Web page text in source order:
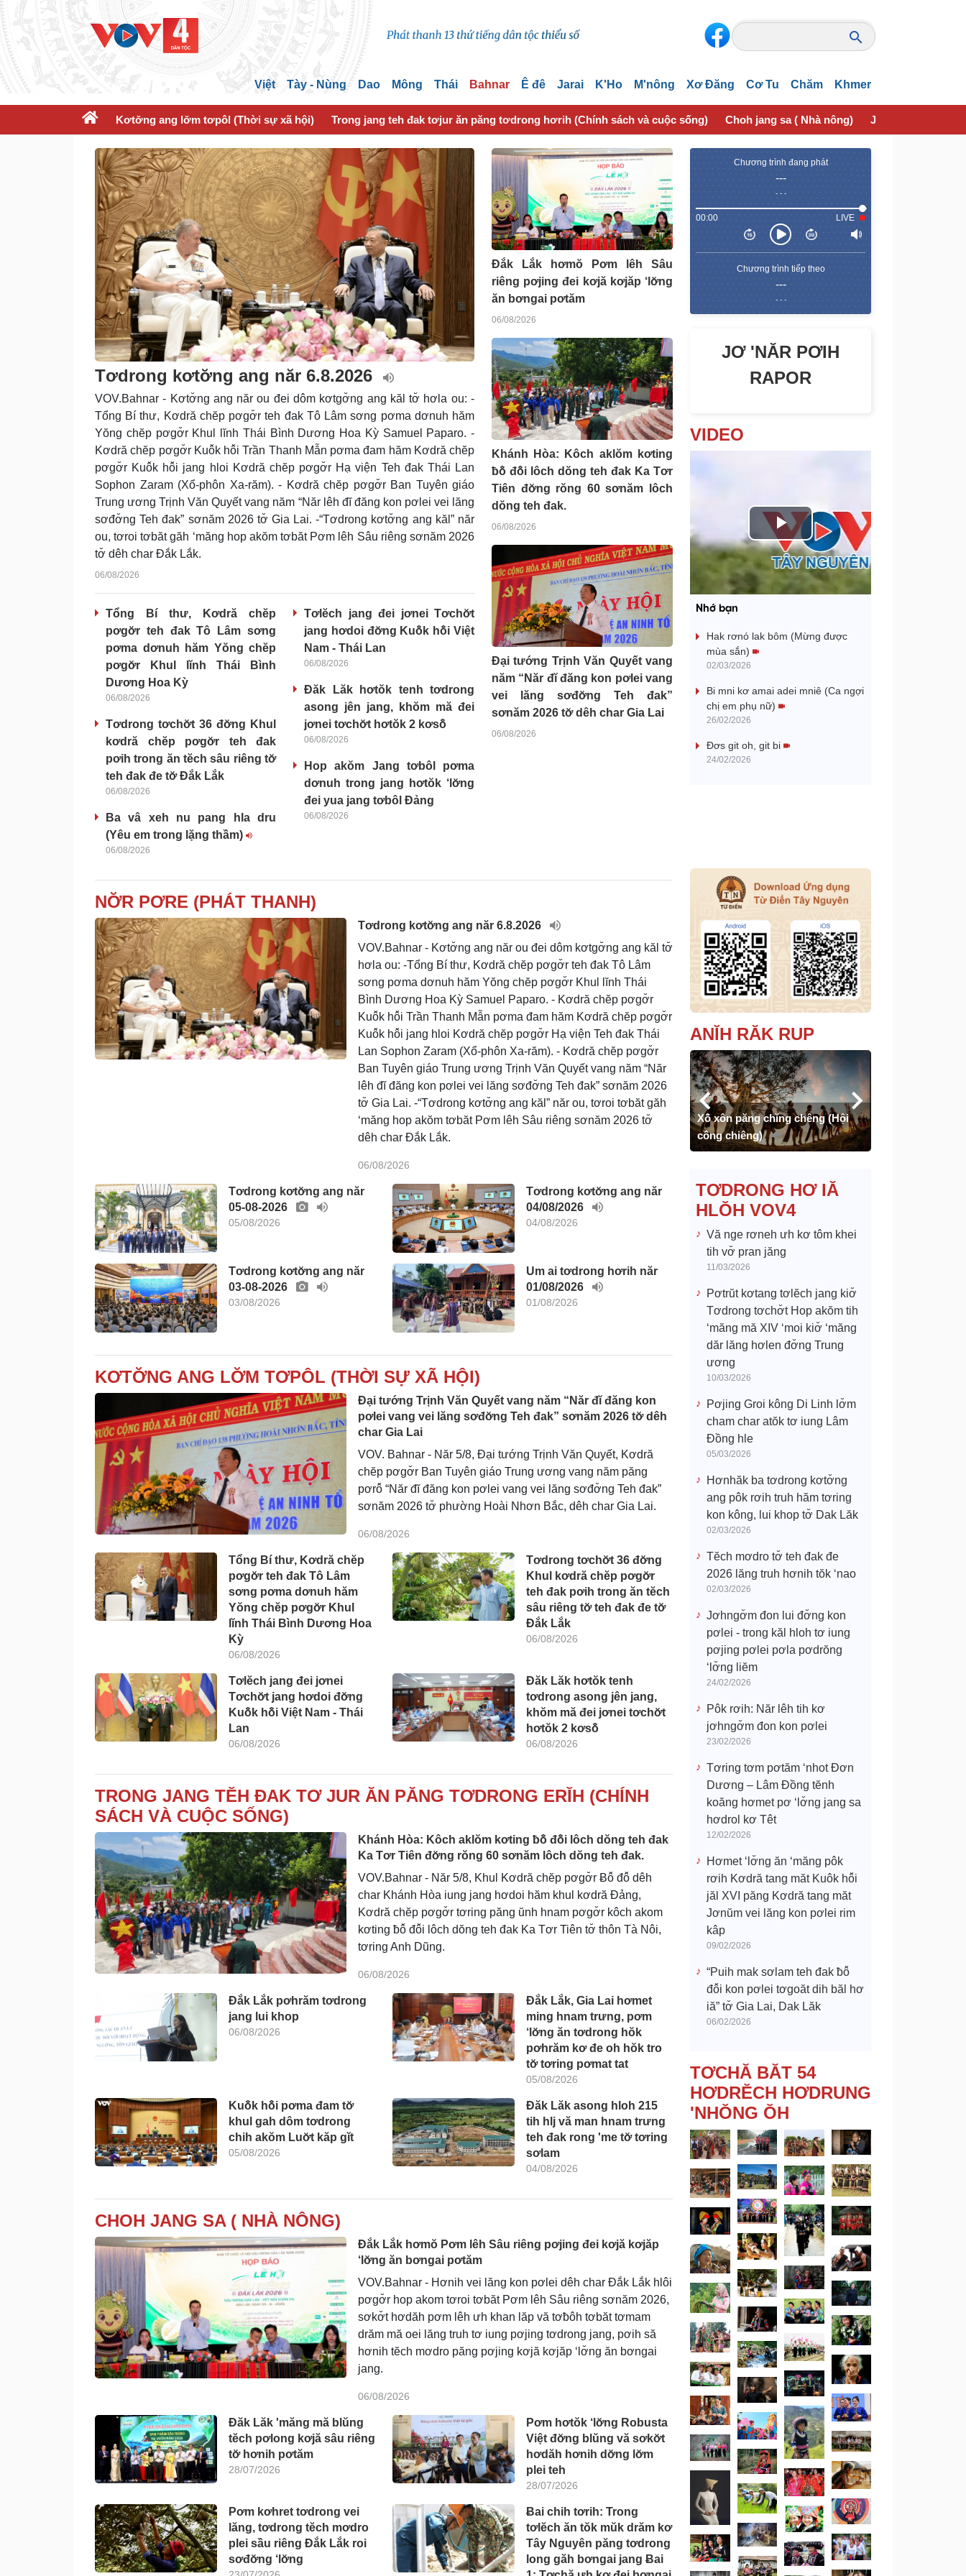
Việt Tày - Nùng Dao Mông Thái Bahnar Ê đê Jarai K'Ho M'nông Xơ Đăng Cơ Tu Chăm Khmer
Kơtơ̆ng ang lơ̆m tơpôl (Thời sự xã hội) Trong jang teh đak tơjur ăn păng tơdrong hơrih (Chính sách và cuộc sống) Choh jang sa ( Nhà nông) Jơhngơ̆m pran
Tơdrong kơtơ̆ng ang năr 6.8.2026
VOV.Bahnar - Kơtơ̆ng ang năr ou đei dôm kơtgơ̆ng ang kăl tơ̆ hơla ou: -
Tổng Bí thư, Kơdră chĕp pơgơ̆r teh đak Tô Lâm sơng pơma dơnuh hăm
Yŏng chĕp pơgơ̆r Khul lĭnh Thái Bình Dương Hoa Kỳ Samuel Paparo. -
Kơdră chĕp pơgơ̆r Kuô̆k hô̆i Trần Thanh Mẫn pơma đam hăm Kơdră chĕp
pơgơ̆r Kuô̆k hô̆i jang hloi Kơdră chĕp pơgơ̆r Hạ viện Teh đak Thái Lan
Sophon Zaram (Xổ-phôn Xa-răm). - Kơdră chĕp pơgơ̆r Ban Tuyên giáo
Trung ương Trịnh Văn Quyết vang năm “Năr lêh đĭ đăng kon pơlei vei lăng
sơđơ̆ng Teh đak” sơnăm 2026 tơ̆ Gia Lai. -“Tơdrong kơtơ̆ng ang kăl” năr
ou, tơroi tơbăt găh ‘măng hop akŏm tơbăt Pơm lêh Sâu riêng sơnăm 2026
tơ̆ dêh char Đắk Lắk.
06/08/2026
Tổng Bí thư, Kơdră chĕp
pơgơ̆r teh đak Tô Lâm sơng
pơma dơnuh hăm Yŏng chĕp
pơgơ̆r Khul lĭnh Thái Bình
Dương Hoa Kỳ
06/08/2026
Tơdrong tơchơ̆t 36 đơ̆ng Khul
kơdră chĕp pơgơ̆r teh đak
pơih trong ăn tĕch sâu riêng tơ̆
teh đak đe tơ̆ Đắk Lắk
06/08/2026
Ba vâ xeh nu pang hla dru
(Yêu em trong lặng thầm)
06/08/2026
Tơlĕch jang đei jơnei Tơchơ̆t
jang hơdoi đơ̆ng Kuô̆k hô̆i Việt
Nam - Thái Lan
06/08/2026
Đăk Lăk hơtŏk tenh tơdrong
asong jên jang, khŏm mă đei
jơnei tơchơ̆t hơtŏk 2 kơsô̆
06/08/2026
Hop akŏm Jang tơbôl pơma
dơnuh trong jang hơtŏk ‘lơ̆ng
đei yua jang tơbôl Đảng
06/08/2026
Đắk Lắk hơmŏ Pơm lêh Sâu
riêng pơjing đei kơjă kơjăp ‘lơ̆ng
ăn bơngai pơtăm
06/08/2026
Khánh Hòa: Kôch aklŏm kơting
ƀô̆ đô̆i lôch dŏng teh đak Ka Tơr
Tiên đơ̆ng rŏng 60 sơnăm lôch
dŏng teh đak.
06/08/2026
Đại tướng Trịnh Văn Quyết vang
năm “Năr đĭ đăng kon pơlei vang
vei lăng sơđơ̆ng Teh đak”
sơnăm 2026 tơ̆ dêh char Gia Lai
06/08/2026
Chương trình đang phát
---
- - -
00:00 LIVE
Chương trình tiếp theo
---
- - -
JƠ 'NĂR PƠIH
RAPOR
VIDEO
P
l
y
i
Nhớ bạn
Hak rơnó lak bôm (Mừng được
mùa sắn)
02/03/2026
Bi mni kơ amai adei mniê (Ca ngợi
chị em phụ nữ)
26/02/2026
Đơs git oh, git bi
24/02/2026
NƠ̆R PƠRE (PHÁT THANH)
Tơdrong kơtơ̆ng ang năr 6.8.2026
VOV.Bahnar - Kơtơ̆ng ang năr ou đei dôm kơtgơ̆ng ang kăl tơ̆
hơla ou: -Tổng Bí thư, Kơdră chĕp pơgơ̆r teh đak Tô Lâm
sơng pơma dơnuh hăm Yŏng chĕp pơgơ̆r Khul lĭnh Thái
Bình Dương Hoa Kỳ Samuel Paparo. - Kơdră chĕp pơgơ̆r
Kuô̆k hô̆i Trần Thanh Mẫn pơma đam hăm Kơdră chĕp pơgơ̆r
Kuô̆k hô̆i jang hloi Kơdră chĕp pơgơ̆r Hạ viện Teh đak Thái
Lan Sophon Zaram (Xổ-phôn Xa-răm). - Kơdră chĕp pơgơ̆r
Ban Tuyên giáo Trung ương Trịnh Văn Quyết vang năm “Năr
lêh đĭ đăng kon pơlei vei lăng sơđơ̆ng Teh đak” sơnăm 2026
tơ̆ Gia Lai. -“Tơdrong kơtơ̆ng ang kăl” năr ou, tơroi tơbăt găh
‘măng hop akŏm tơbăt Pơm lêh Sâu riêng sơnăm 2026 tơ̆
dêh char Đắk Lắk.
06/08/2026
Tơdrong kơtơ̆ng ang năr
05-08-2026
05/08/2026
Tơdrong kơtơ̆ng ang năr
04/08/2026
04/08/2026
Tơdrong kơtơ̆ng ang năr
03-08-2026
03/08/2026
Um ai tơdrong hơrih năr
01/08/2026
01/08/2026
KƠTƠ̆NG ANG LƠ̆M TƠPÔL (THỜI SỰ XÃ HỘI)
Đại tướng Trịnh Văn Quyết vang năm “Năr đĭ đăng kon
pơlei vang vei lăng sơđơ̆ng Teh đak” sơnăm 2026 tơ̆ dêh
char Gia Lai
VOV. Bahnar - Năr 5/8, Đại tướng Trịnh Văn Quyết, Kơdră
chĕp pơgơ̆r Ban Tuyên giáo Trung ương vang năm păng
pơrô̆ “Năr đĭ đăng kon pơlei vang vei lăng sơđơ̆ng Teh đak”
sơnăm 2026 tơ̆ phường Hoài Nhơn Bắc, dêh char Gia Lai.
06/08/2026
Tổng Bí thư, Kơdră chĕp
pơgơ̆r teh đak Tô Lâm
sơng pơma dơnuh hăm
Yŏng chĕp pơgơ̆r Khul
lĭnh Thái Bình Dương Hoa
Kỳ
06/08/2026
Tơdrong tơchơ̆t 36 đơ̆ng
Khul kơdră chĕp pơgơ̆r
teh đak pơih trong ăn tĕch
sâu riêng tơ̆ teh đak đe tơ̆
Đắk Lắk
06/08/2026
Tơlĕch jang đei jơnei
Tơchơ̆t jang hơdoi đơ̆ng
Kuô̆k hô̆i Việt Nam - Thái
Lan
06/08/2026
Đăk Lăk hơtŏk tenh
tơdrong asong jên jang,
khŏm mă đei jơnei tơchơ̆t
hơtŏk 2 kơsô̆
06/08/2026
TRONG JANG TĔH ĐAK TƠ JUR ĂN PĂNG TƠDRONG ERĬH (CHÍNH
SÁCH VÀ CUỘC SỐNG)
Khánh Hòa: Kôch aklŏm kơting ƀô̆ đô̆i lôch dŏng teh đak
Ka Tơr Tiên đơ̆ng rŏng 60 sơnăm lôch dŏng teh đak.
VOV.Bahnar - Năr 5/8, Khul Kơdră chĕp pơgơ̆r Ƀô̆ đô̆ dêh
char Khánh Hòa iung jang hơdoi hăm khul kơdră Đảng,
Kơdră chĕp pơgơ̆r tơring păng ŭnh hnam pơgơ̆r kôch akom
kơting ƀô̆ đô̆i lôch dŏng teh đak Ka Tơr Tiên tơ̆ thôn Tà Nôi,
tơring Anh Dũng.
06/08/2026
Đắk Lắk pơhrăm tơdrong
jang lui khop
06/08/2026
Đắk Lắk, Gia Lai hơmet
ming hnam trưng, pơm
‘lơ̆ng ăn tơdrong hŏk
pơhrăm kơ đe oh hŏk tro
tơ̆ tơring pơmat tat
05/08/2026
Kuô̆k hô̆i pơma đam tơ̆
khul gah dôm tơdrong
chih akŏm Luơ̆t kăp gĭt
05/08/2026
Đăk Lăk asong hloh 215
tih hlj vă man hnam trưng
teh đak rong 'me tơ̆ tơring
sơlam
04/08/2026
CHOH JANG SA ( NHÀ NÔNG)
Đắk Lắk hơmŏ Pơm lêh Sâu riêng pơjing đei kơjă kơjăp
‘lơ̆ng ăn bơngai pơtăm
VOV.Bahnar - Hơnih vei lăng kon pơlei dêh char Đắk Lắk hlôi
pơgơ̆r hop akom tơroi tơbăt Pơm lêh Sâu riêng sơnăm 2026,
sơkơ̆t hơdăh pơm lêh ưh khan lăp vă tơƀôh tơbăt tơmam
drăm mă oei lăng truh tơ iung pơjing tơdrong jang, pơih să
hơnih tĕch mơdro păng pơjing kơjă kơjăp ‘lơ̆ng ăn bơngai
jang.
06/08/2026
Đăk Lăk 'măng mă blŭng
tĕch pơlong kơjă sâu riêng
tơ̆ hơnih pơtăm
28/07/2026
Pơm hơtŏk ‘lơ̆ng Robusta
Việt đơ̆ng blŭng vă sơkơ̆t
hơdăh hơnih dơ̆ng lơ̆m
plei teh
28/07/2026
Pơm kơhret tơdrong vei
lăng, tơdrong tĕch mơdro
plei sầu riêng Đắk Lắk roi
sơđơ̆ng ‘lơ̆ng
Ƀai chih tơrih: Trong
tơlĕch ăn tŏk mŭk drăm kơ
Tây Nguyên păng tơdrong
long găh bơngai jang Ƀai
ANĬH RĂK RUP
Đảng Pô ktrâo êlan (Đảng chỉ lối)
Xô̆ xôn păng chĭng chêng (Hội
cồng chiêng)
TƠDRONG HƠ IĂ
HLŎH VOV4
Vă nge rơneh ưh kơ tôm khei
tih vơ̆ pran jăng
11/03/2026
Pơtrŭt kơtang tơlĕch jang kiơ̆
Tơdrong tơchơ̆t Hop akŏm tih
‘măng mă XIV ‘moi kiơ̆ ‘măng
dăr lăng hơlen đơ̆ng Trung
ương
10/03/2026
Pơjing Groi kông Di Linh lơ̆m
cham char atŏk tơ iung Lâm
Đồng hle
05/03/2026
Hơnhăk ba tơdrong kơtơ̆ng
ang pôk rơih truh hăm tơring
kon kông, lui khop tơ̆ Dak Lăk
02/03/2026
Tĕch mơdro tơ̆ teh đak đe
2026 lăng truh hơnih tŏk ‘nao
02/03/2026
Jơhngơ̆m đon lui đơ̆ng kon
pơlei - trong kăl hloh tơ iung
pơjing pơlei pơla pơdrŏng
‘lơ̆ng liĕm
24/02/2026
Pôk rơih: Năr lêh tih kơ
jơhngơ̆m đon kon pơlei
23/02/2026
Tơring tơm pơtăm ‘nhot Đơn
Dương – Lâm Đồng tĕnh
koăng hơmet pơ ‘lơ̆ng jang sa
hơdrol kơ Têt
12/02/2026
Hơmet ‘lơ̆ng ăn ‘măng pôk
rơih Kơdră tang măt Kuôk hô̆i
jăl XVI păng Kơdră tang măt
Jơnŭm vei lăng kon pơlei rim
kâp
09/02/2026
“Puih mak sơlam teh đak ƀô̆
đô̆i kon pơlei tơgoăt dih băl hơ
iă” tơ̆ Gia Lai, Dak Lăk
06/02/2026
TƠCHĂ BĂT 54
HƠDRĔCH HƠDRUNG
'NHŎNG ŎH